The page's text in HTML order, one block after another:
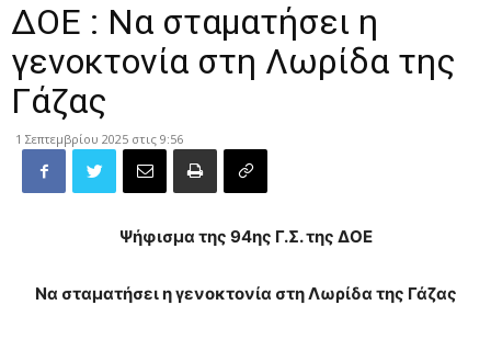
ΔΟΕ : Να σταματήσει η
γενοκτονία στη Λωρίδα της
Γάζας
1 Σεπτεμβρίου 2025 στις 9:56
Ψήφισμα της 94ης Γ.Σ. της ΔΟΕ
Να σταματήσει η γενοκτονία στη Λωρίδα της Γάζας